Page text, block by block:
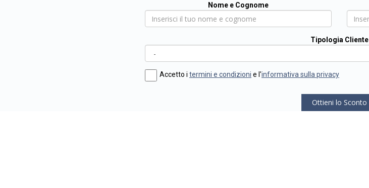
Nome e Cognome
Tipologia Cliente
Accetto i termini e condizioni e l'informativa sulla privacy
Ottieni lo Sconto